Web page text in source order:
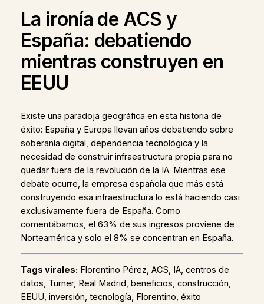
La ironía de ACS y
España: debatiendo
mientras construyen en
EEUU
Existe una paradoja geográfica en esta historia de
éxito: España y Europa llevan años debatiendo sobre
soberanía digital, dependencia tecnológica y la
necesidad de construir infraestructura propia para no
quedar fuera de la revolución de la IA. Mientras ese
debate ocurre, la empresa española que más está
construyendo esa infraestructura lo está haciendo casi
exclusivamente fuera de España. Como
comentábamos, el 63% de sus ingresos proviene de
Norteamérica y solo el 8% se concentran en España.
Tags virales: Florentino Pérez, ACS, IA, centros de
datos, Turner, Real Madrid, beneficios, construcción,
EEUU, inversión, tecnología, Florentino, éxito